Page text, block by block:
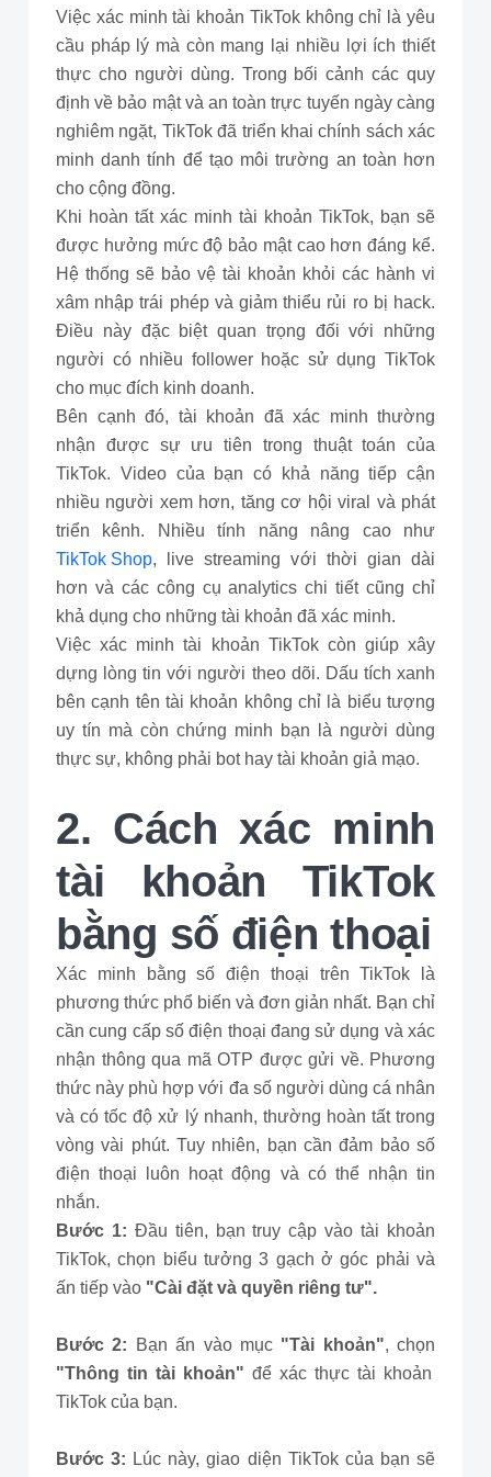
Việc xác minh tài khoản TikTok không chỉ là yêu
cầu pháp lý mà còn mang lại nhiều lợi ích thiết
thực cho người dùng. Trong bối cảnh các quy
định về bảo mật và an toàn trực tuyến ngày càng
nghiêm ngặt, TikTok đã triển khai chính sách xác
minh danh tính để tạo môi trường an toàn hơn
cho cộng đồng.
Khi hoàn tất xác minh tài khoản TikTok, bạn sẽ
được hưởng mức độ bảo mật cao hơn đáng kể.
Hệ thống sẽ bảo vệ tài khoản khỏi các hành vi
xâm nhập trái phép và giảm thiểu rủi ro bị hack.
Điều này đặc biệt quan trọng đối với những
người có nhiều follower hoặc sử dụng TikTok
cho mục đích kinh doanh.
Bên cạnh đó, tài khoản đã xác minh thường
nhận được sự ưu tiên trong thuật toán của
TikTok. Video của bạn có khả năng tiếp cận
nhiều người xem hơn, tăng cơ hội viral và phát
triển kênh. Nhiều tính năng nâng cao như
TikTok Shop, live streaming với thời gian dài
hơn và các công cụ analytics chi tiết cũng chỉ
khả dụng cho những tài khoản đã xác minh.
Việc xác minh tài khoản TikTok còn giúp xây
dựng lòng tin với người theo dõi. Dấu tích xanh
bên cạnh tên tài khoản không chỉ là biểu tượng
uy tín mà còn chứng minh bạn là người dùng
thực sự, không phải bot hay tài khoản giả mạo.
2. Cách xác minh
tài khoản TikTok
bằng số điện thoại
Xác minh bằng số điện thoại trên TikTok là
phương thức phổ biến và đơn giản nhất. Bạn chỉ
cần cung cấp số điện thoại đang sử dụng và xác
nhận thông qua mã OTP được gửi về. Phương
thức này phù hợp với đa số người dùng cá nhân
và có tốc độ xử lý nhanh, thường hoàn tất trong
vòng vài phút. Tuy nhiên, bạn cần đảm bảo số
điện thoại luôn hoạt động và có thể nhận tin
nhắn.
Bước 1: Đầu tiên, bạn truy cập vào tài khoản
TikTok, chọn biểu tưởng 3 gạch ở góc phải và
ấn tiếp vào "Cài đặt và quyền riêng tư".
Bước 2: Bạn ấn vào mục "Tài khoản", chọn
"Thông tin tài khoản" để xác thực tài khoản
TikTok của bạn.
Bước 3: Lúc này, giao diện TikTok của bạn sẽ